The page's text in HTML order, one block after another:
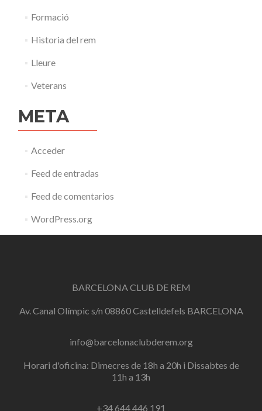
Formació
Historia del rem
Lleure
Veterans
META
Acceder
Feed de entradas
Feed de comentarios
WordPress.org
BARCELONA CLUB DE REM
Av. Canal Olímpic s/n 08860 Castelldefels BARCELONA
info@barcelonaclubderem.org
Horari d'oficina: Dimecres de 18h a 20h i Dissabtes de
11h a 13h
+34 644 446 191